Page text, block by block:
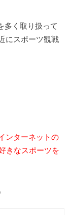
多く取り扱って
にスポーツ観戦
ンターネットの
きなスポーツを